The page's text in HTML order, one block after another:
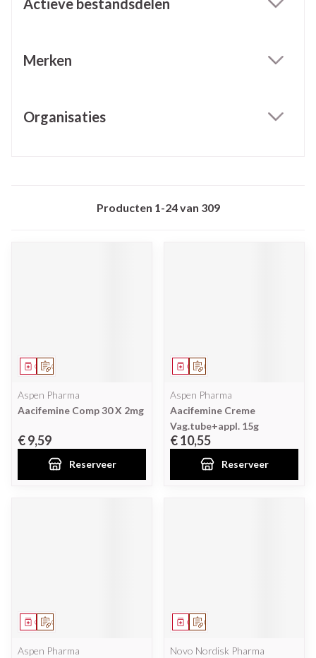
Actieve bestandsdelen
Merken
Organisaties
Producten 1-24van 309
Op voorschrift
Geneesmiddel
Aspen Pharma
Aacifemine Comp 30 X 2mg
€ 9,59
Reserveer
Op voorschrift
Geneesmiddel
Aspen Pharma
Aacifemine Creme
Vag.tube+appl. 15g
€ 10,55
Reserveer
Op voorschrift
Geneesmiddel
Aspen Pharma
Op voorschrift
Geneesmiddel
Novo Nordisk Pharma